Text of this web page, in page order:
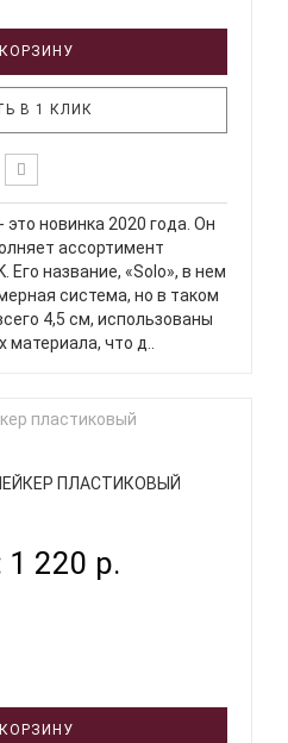
В 1 КЛИК
новинка 2020 года. Он
ассортимент
Его название, «Solo», в нем
система, но в таком
4,5 см, использованы
материала, что д..
ПЛАСТИКОВЫЙ
1 220 р.